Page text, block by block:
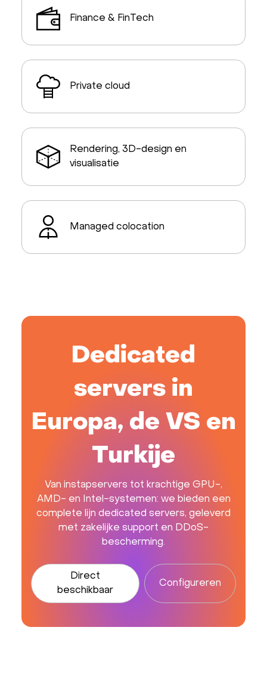
Finance & FinTech
Private cloud
Rendering, 3D-design en
visualisatie
Managed colocation
Dedicated
servers in
Europa, de VS en
Turkije
Van instapservers tot krachtige GPU-,
AMD- en Intel-systemen: we bieden een
complete lijn dedicated servers, geleverd
met zakelijke support en DDoS-
bescherming.
Direct
beschikbaar
Configureren